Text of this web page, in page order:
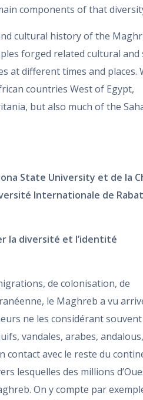
components of that
cultural history of the
forged related cultural and
at different times and places.
countries West of Egypt,
but also much of the
State University et de la
Internationale de
la diversité et l’identité
de colonisation, de
le Maghreb a vu
ne les considérant
vandales, arabes, andalous,
contact avec le reste du
lesquelles des millions
On y compte par